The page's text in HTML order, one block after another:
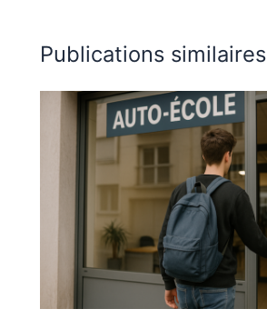
Publications similaires